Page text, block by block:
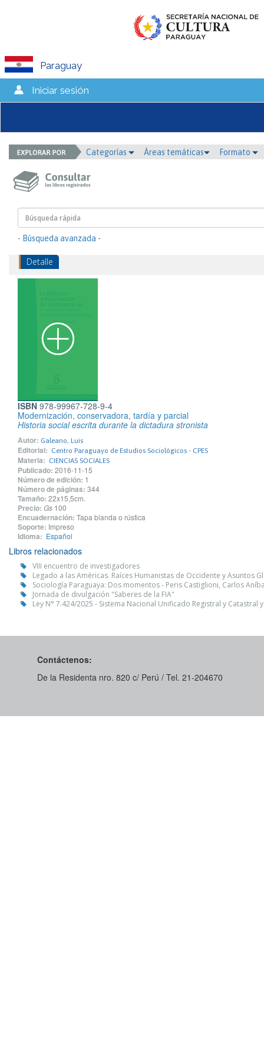
Paraguay
Iniciar sesión
Categorías Áreas temáticas Formato
- Búsqueda avanzada -
Detalle
ISBN 978-99967-728-9-4
Modernización, conservadora, tardía y parcial
Historia social escrita durante la dictadura stronista
Autor: Galeano, Luis
Editorial: Centro Paraguayo de Estudios Sociológicos - CPES
Materia: CIENCIAS SOCIALES
Publicado: 2016-11-15
Número de edición: 1
Número de páginas: 344
Tamaño: 22x15,5cm.
Precio: Gs 100
Encuadernación: Tapa blanda o rústica
Soporte: Impreso
Idioma: Español
Libros relacionados
VIII encuentro de investigadores
Legado a las Américas. Raíces Humanistas de Occidente y Asuntos
Sociología Paraguaya: Dos momentos - Peris Castiglioni, Carlos
Jornada de divulgación "Saberes de la FIA"
Ley N° 7.424/2025 - Sistema Nacional Unificado Registral y
Contáctenos:
De la Residenta nro. 820 c/ Perú / Tel. 21-204670